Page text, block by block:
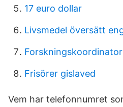
17 euro dollar
Livsmedel översätt
Frisörer gislaved
Vem har telefonnumret